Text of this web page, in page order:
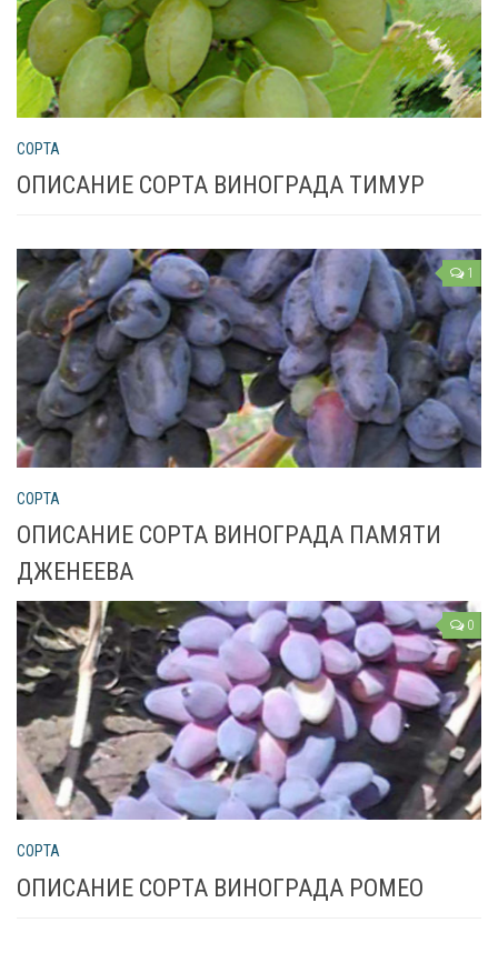
СОРТА
ОПИСАНИЕ СОРТА ВИНОГРАДА ТИМУР
1
СОРТА
ОПИСАНИЕ СОРТА ВИНОГРАДА ПАМЯТИ
ДЖЕНЕЕВА
0
СОРТА
ОПИСАНИЕ СОРТА ВИНОГРАДА РОМЕО